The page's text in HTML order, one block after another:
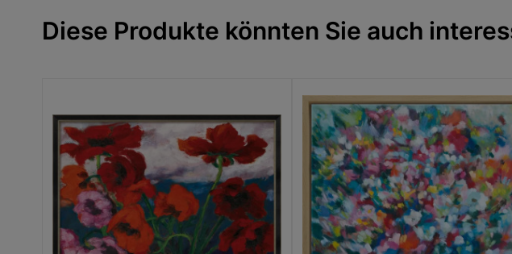
info@arsmundi.de
Diese Produkte könnten Sie auch